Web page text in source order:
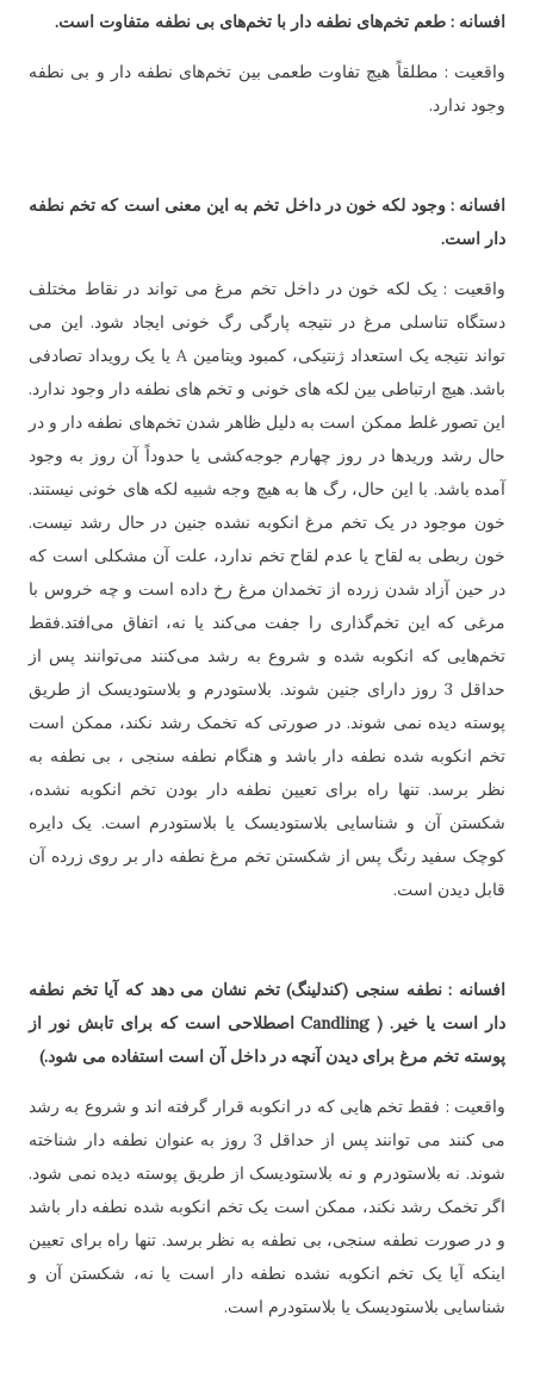
افسانه : طعم تخم‌های نطفه دار با تخم‌های بی نطفه متفاوت است.
واقعیت : مطلقاً هیچ تفاوت طعمی بین تخم‌های نطفه دار و بی نطفه
وجود ندارد.
افسانه : وجود لکه خون در داخل تخم به این معنی است که تخم نطفه
دار است.
واقعیت : یک لکه خون در داخل تخم مرغ می تواند در نقاط مختلف
دستگاه تناسلی مرغ در نتیجه پارگی رگ خونی ایجاد شود. این می
تواند نتیجه یک استعداد ژنتیکی، کمبود ویتامین A یا یک رویداد تصادفی
باشد. هیچ ارتباطی بین لکه های خونی و تخم های نطفه دار وجود ندارد.
این تصور غلط ممکن است به دلیل ظاهر شدن تخم‌های نطفه دار و در
حال رشد وریدها در روز چهارم جوجه‌کشی یا حدوداً آن روز به وجود
آمده باشد. با این حال، رگ ها به هیچ وجه شبیه لکه های خونی نیستند.
خون موجود در یک تخم مرغ انکوبه نشده جنین در حال رشد نیست.
خون ربطی به لقاح یا عدم لقاح تخم ندارد، علت آن مشکلی است که
در حین آزاد شدن زرده از تخمدان مرغ رخ داده است و چه خروس با
مرغی که این تخم‌گذاری را جفت می‌کند یا نه، اتفاق می‌افتد.فقط
تخم‌هایی که انکوبه شده و شروع به رشد می‌کنند می‌توانند پس از
حداقل 3 روز دارای جنین شوند. بلاستودرم و بلاستودیسک از طریق
پوسته دیده نمی شوند. در صورتی که تخمک رشد نکند، ممکن است
تخم انکوبه شده نطفه دار باشد و هنگام نطفه سنجی ، بی نطفه به
نظر برسد. تنها راه برای تعیین نطفه دار بودن تخم انکوبه نشده،
شکستن آن و شناسایی بلاستودیسک یا بلاستودرم است. یک دایره
کوچک سفید رنگ پس از شکستن تخم مرغ نطفه دار بر روی زرده آن
قابل دیدن است.
افسانه : نطفه سنجی (کندلینگ) تخم نشان می دهد که آیا تخم نطفه
دار است یا خیر. ( Candling اصطلاحی است که برای تابش نور از
پوسته تخم مرغ برای دیدن آنچه در داخل آن است استفاده می شود.)
واقعیت : فقط تخم هایی که در انکوبه قرار گرفته اند و شروع به رشد
می کنند می توانند پس از حداقل 3 روز به عنوان نطفه دار شناخته
شوند. نه بلاستودرم و نه بلاستودیسک از طریق پوسته دیده نمی شود.
اگر تخمک رشد نکند، ممکن است یک تخم انکوبه شده نطفه دار باشد
و در صورت نطفه سنجی، بی نطفه به نظر برسد. تنها راه برای تعیین
اینکه آیا یک تخم انکوبه نشده نطفه دار است یا نه، شکستن آن و
شناسایی بلاستودیسک یا بلاستودرم است.